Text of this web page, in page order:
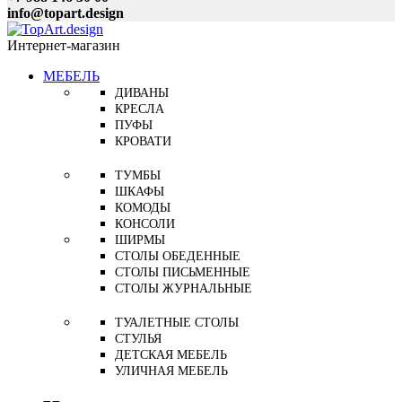
info@topart.design
Интернет-магазин
МЕБЕЛЬ
ДИВАНЫ
КРЕСЛА
ПУФЫ
КРОВАТИ
ТУМБЫ
ШКАФЫ
КОМОДЫ
КОНСОЛИ
ШИРМЫ
СТОЛЫ ОБЕДЕННЫЕ
СТОЛЫ ПИСЬМЕННЫЕ
СТОЛЫ ЖУРНАЛЬНЫЕ
ТУАЛЕТНЫЕ СТОЛЫ
СТУЛЬЯ
ДЕТСКАЯ МЕБЕЛЬ
УЛИЧНАЯ МЕБЕЛЬ